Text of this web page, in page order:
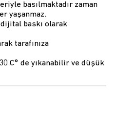
basılmaktadır zaman
yaşanmaz.
baskı olarak
tarafınıza
C° de yıkanabilir ve düşük